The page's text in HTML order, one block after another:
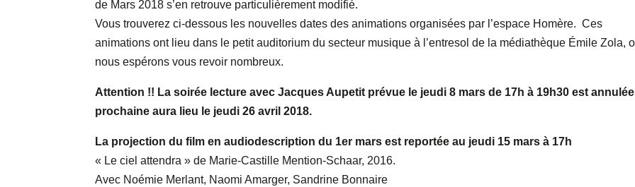
de Mars 2018 s’en retrouve particulièrement modifié.
Vous trouverez ci-dessous les nouvelles dates des animations organisées par l’espace Homère. Ces
animations ont lieu dans le petit auditorium du secteur musique à l’entresol de la médiathèque Émile Zola,
nous espérons vous revoir nombreux.
Attention !! La soirée lecture avec Jacques Aupetit prévue le jeudi 8 mars de 17h à 19h30 est
prochaine aura lieu le jeudi 26 avril 2018.
La projection du film en audiodescription du 1er mars est reportée au jeudi 15 mars à 17h
« Le ciel attendra » de Marie-Castille Mention-Schaar, 2016.
Avec Noémie Merlant, Naomi Amarger, Sandrine Bonnaire